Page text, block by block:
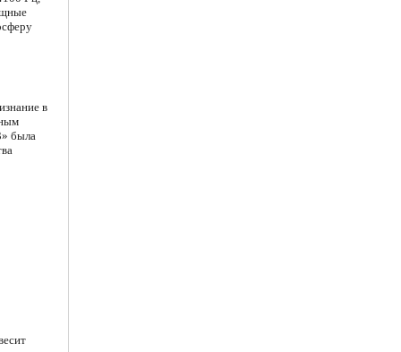
в
была